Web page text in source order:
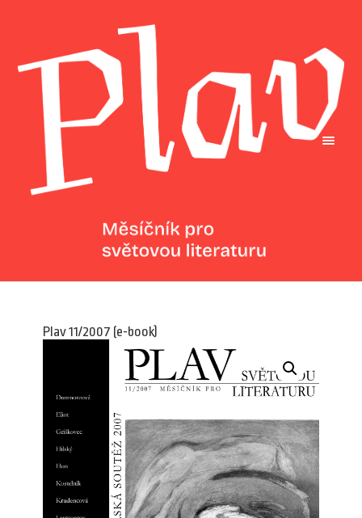
Plav 11/2007 (e-book)